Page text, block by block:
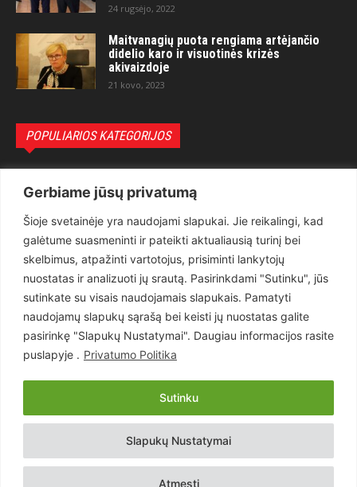
Gerbiame jūsų privatumą
Šioje svetainėje yra naudojami slapukai. Jie reikalingi, kad
galėtume suasmeninti ir pateikti aktualiausią turinį bei
skelbimus, atpažinti vartotojus, prisiminti lankytojų
nuostatas ir analizuoti jų srautą. Pasirinkdami "Sutinku", jūs
sutinkate su visais naudojamais slapukais. Pamatyti
naudojamų slapukų sąrašą bei keisti jų nuostatas galite
pasirinkę "Slapukų Nustatymai". Daugiau informacijos rasite
puslapyje . Privatumo Politika
Slapukų Nustatymai
Atmesti
Sutinku
24 rugsėjo, 2022
Maitvanagių puota rengiama artėjančio
didelio karo ir visuotinės krizės
akivaizdoje
21 kovo, 2023
POPULIARIOS KATEGORIJOS
Teisėsauga
1497
Aktualu
Lietuva
619
Pasaulis
Статьи на русском
Articles in english
Copyright © 2026 UAB „Goruva“. Visos teisės saugomos.
Kontaktai Prenumerata Privatumo Politika Naudojimosi Taisyklės